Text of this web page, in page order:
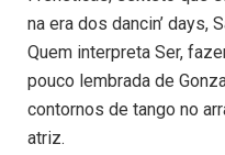
na era dos dancin’ days,
Quem interpreta Ser,
pouco lembrada de
contornos de tango no
atriz.